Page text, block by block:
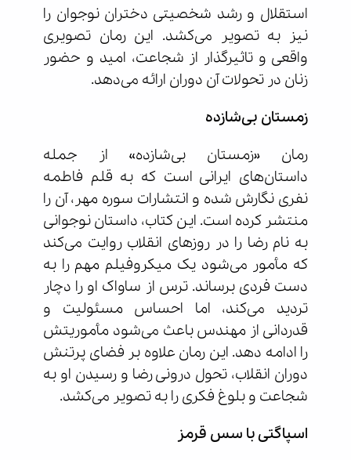
استقلال و رشد شخصیتی دختران نوجوان را
نیز به تصویر می‌کشد. این رمان تصویری
واقعی و تاثیرگذار از شجاعت، امید و حضور
زنان در تحولات آن دوران ارائه می‌دهد.
زمستان بی‌شازده
رمان «زمستان بی‌شازده» از جمله
داستان‌های ایرانی است که به قلم فاطمه
نفری نگارش شده و انتشارات سوره مهر، آن را
منتشر کرده است. این کتاب، داستان نوجوانی
به نام رضا را در روزهای انقلاب روایت می‌کند
که مأمور می‌شود یک میکروفیلم مهم را به
دست فردی برساند. ترس از ساواک او را دچار
تردید می‌کند، اما احساس مسئولیت و
قدردانی از مهندس باعث می‌شود مأموریتش
را ادامه دهد. این رمان علاوه بر فضای پرتنش
دوران انقلاب، تحول درونی رضا و رسیدن او به
شجاعت و بلوغ فکری را به تصویر می‌کشد.
اسپاگتی با سس قرمز